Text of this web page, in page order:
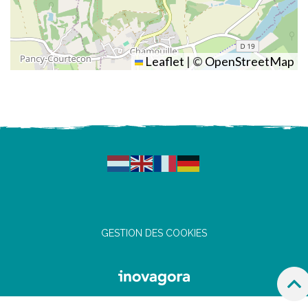
Leaflet | ©OpenStreetMap
GESTION DES COOKIES